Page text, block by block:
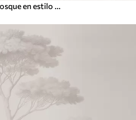
Mañana brumosa en el bosque en estilo acuarela